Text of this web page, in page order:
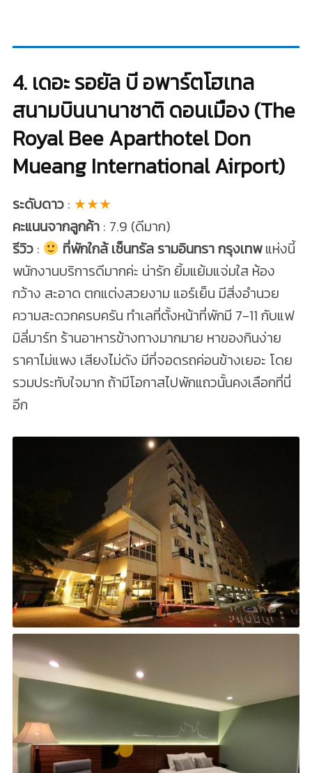
4. เดอะ รอยัล บี อพาร์ตโฮเทล
สนามบินนานาชาติ ดอนเมือง (The
Royal Bee Aparthotel Don
Mueang International Airport)
ระดับดาว: ★★★
คะแนนจากลูกค้า: 7.9 (ดีมาก)
รีวิว: ที่พักใกล้ เซ็นทรัล รามอินทรา กรุงเทพแห่งนี้
พนักงานบริการดีมากค่ะ น่ารัก ยิ้มแย้มแจ่มใส ห้อง
กว้าง สะอาด ตกแต่งสวยงาม แอร์เย็น มีสิ่งอำนวย
ความสะดวกครบครัน ทำเลที่ตั้งหน้าที่พักมี 7-11 กับแฟ
มิลี่มาร์ท ร้านอาหารข้างทางมากมาย หาของกินง่าย
ราคาไม่แพง เสียงไม่ดัง มีที่จอดรถค่อนข้างเยอะ โดย
รวมประทับใจมาก ถ้ามีโอกาสไปพักแถวนั้นคงเลือกที่นี่
อีก